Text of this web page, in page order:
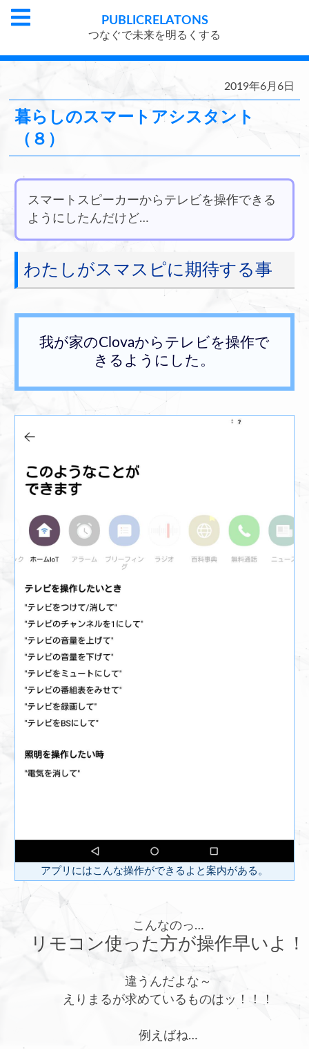
PUBLICRELATONS
つなぐで未来を明るくする
2019年6月6日
暮らしのスマートアシスタント
（８）
スマートスピーカーからテレビを操作できる
ようにしたんだけど…
わたしがスマスピに期待する事
我が家のClovaからテレビを操作で
きるようにした。
アプリにはこんな操作ができるよと案内がある。
こんなのっ…
リモコン使った方が操作早いよ！
違うんだよな～
えりまるが求めているものはッ！！！
例えばね…